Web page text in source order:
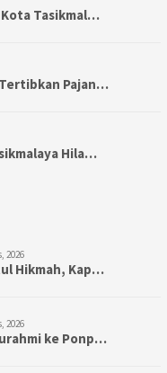
Kota Tasikmal…
Pajan…
Hila…
2026
Hikmah, Kap…
2026
ke Ponp…